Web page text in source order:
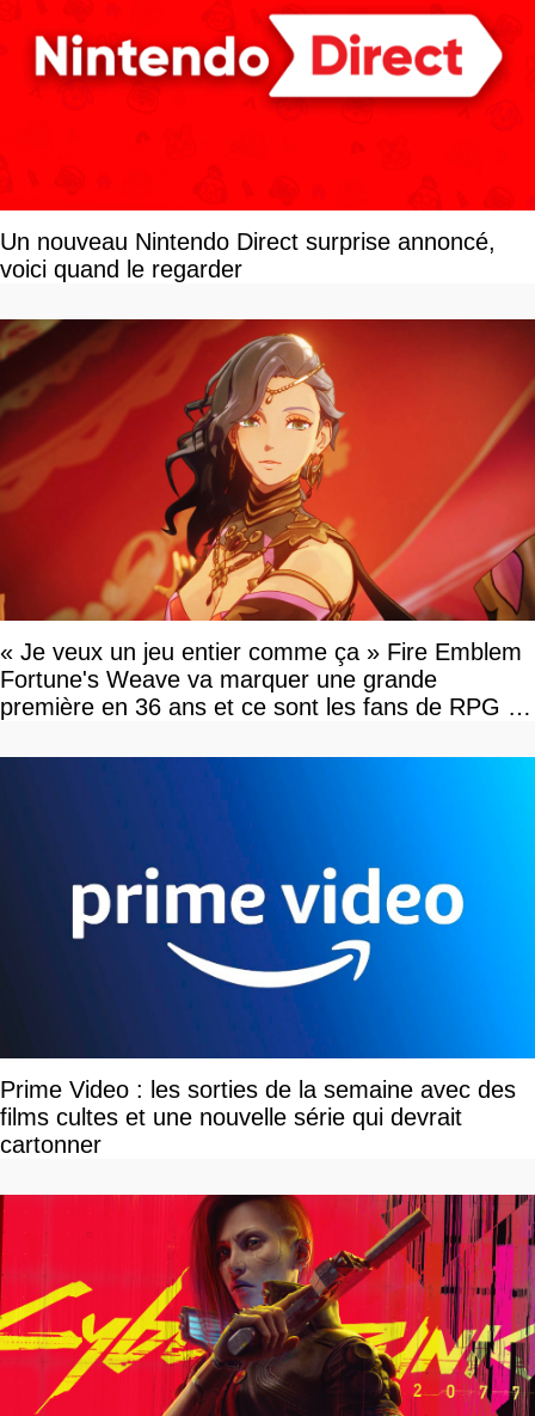
Un nouveau Nintendo Direct surprise annoncé,
voici quand le regarder
« Je veux un jeu entier comme ça » Fire Emblem
Fortune's Weave va marquer une grande
première en 36 ans et ce sont les fans de RPG en
Prime Video : les sorties de la semaine avec des
films cultes et une nouvelle série qui devrait
cartonner